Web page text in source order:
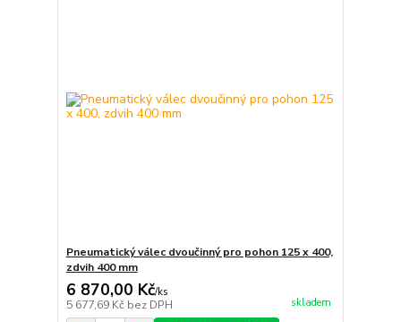
Pneumatický válec dvoučinný pro pohon 125 x 400,
zdvih 400 mm
6 870,00 Kč/ks
5 677,69 Kč bez DPH skladem